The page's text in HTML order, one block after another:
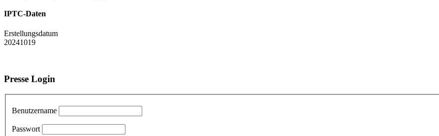
IPTC-Daten
Erstellungsdatum
20241019
Presse Login
Benutzername
Passwort